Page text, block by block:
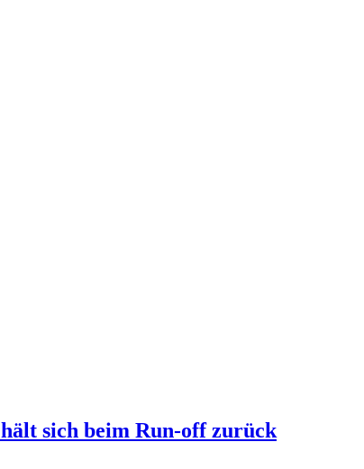
sich beim Run-off zurück